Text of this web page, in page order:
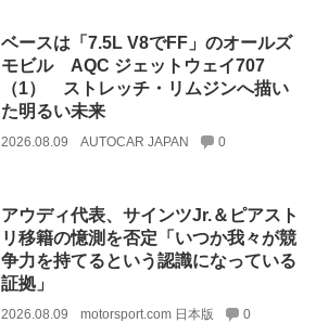
ベースは「7.5L V8でFF」のオールズ
モビル AQC ジェットウェイ707
（1） ストレッチ・リムジンへ描い
た明るい未来
2026.08.09 AUTOCAR JAPAN 0
アウディ代表、サインツJr.＆ピアスト
リ移籍の憶測を否定「いつか我々が競
争力を持てるという認識になっている
証拠」
2026.08.09 motorsport.com 日本版 0